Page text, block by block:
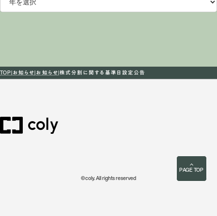
TOP お知らせ お知らせ 株式分割に関する基準日設定公告
PAGE TOP
©coly. All rights reserved